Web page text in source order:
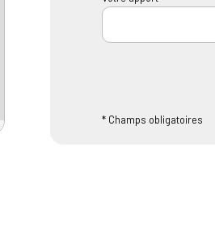
* Champs obligatoires